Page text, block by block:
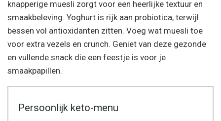
knapperige muesli zorgt voor een heerlijke textuur en
smaakbeleving. Yoghurt is rijk aan probiotica, terwijl
bessen vol antioxidanten zitten. Voeg wat muesli toe
voor extra vezels en crunch. Geniet van deze gezonde
en vullende snack die een feestje is voor je
smaakpapillen.
Persoonlijk keto-menu